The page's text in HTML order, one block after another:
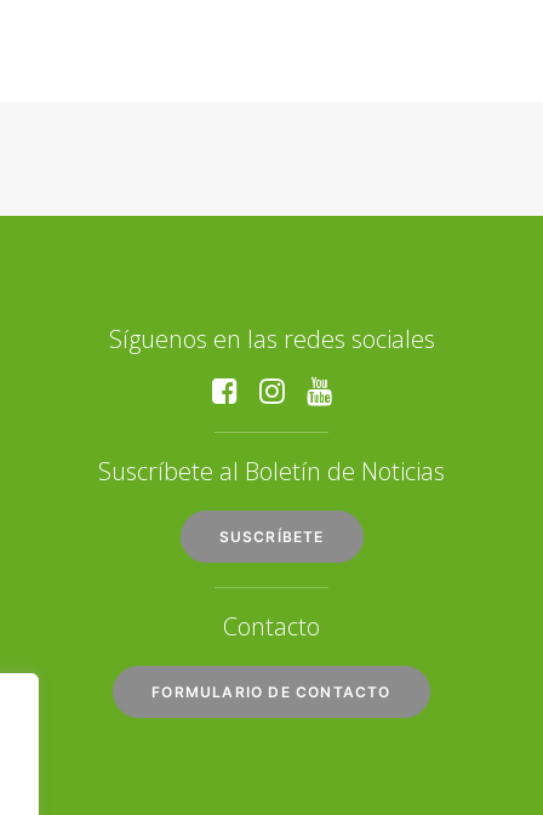
Síguenos en las redes sociales
Suscríbete al Boletín de Noticias
SUSCRÍBETE
Contacto
FORMULARIO DE CONTACTO